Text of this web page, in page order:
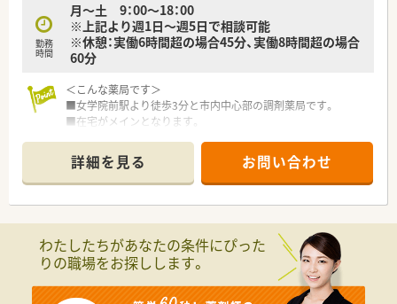
です。
■「薬剤師であるまえに人であれ」という温かな理念を掲げてお
り、従業員同士が感謝の気持ちを忘れずに支え合う文化が根付い
ています。
勤務
時間
月～土 9：00～18：00
※上記より週1日～週5日で相談可能
※休憩：実働6時間超の場合45分、実働8時間超の場合
60分
＜こんな薬局です＞
■女学院前駅より徒歩3分と市内中心部の調剤薬局です。
■在宅がメインとなります。
（運転者は非薬剤師が対応・2名で1チームを形成しています）
■業務に慣れてからの在宅医療への参加となりますのでご安心
ください。業務に慣れるまでは薬局内での調剤業務を中心に対
応いただきます。
■ドクターとの関係性も良く、依頼の問い合わせもまだまだきて
いるため増員募集となります。
■経験よりも接遇マナーやサービス業としての認識を兼ね備え
■週1日～4日まで時間数も2～4時間程度柔軟に勤務可能です。
詳細を見る お問い合わせ
わたしたちがあなたの条件にぴった
りの職場をお探しします。